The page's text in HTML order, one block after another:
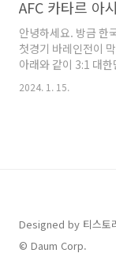
안녕하세요. 방금 한
첫경기 바레인전이
아래와 같이 3:1 대
짝 짝 짝짝) 우리들의
전이 무려 두 골을 몰
AFC 아시안컵 바레
써 한국은 조별리그
0무 0패를 먼저 달성
5장을 받은 대한민국
2024. 1. 15.
Designed by 티스토
© Daum Corp.